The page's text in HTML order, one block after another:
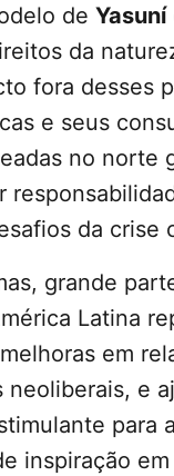
de Yasuní
da
fora desses
e seus
no norte
da crise
grande
Latina
em
neoliberais, e
para
inspiração